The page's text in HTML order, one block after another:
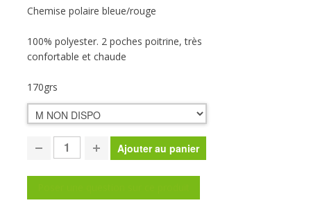
Chemise polaire bleue/rouge
100% polyester. 2 poches poitrine, très
confortable et chaude
170grs